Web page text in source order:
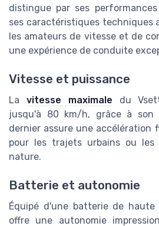
distingue par ses
ses caractéristiques techniques
les amateurs de vitesse et de
une expérience de conduite
Vitesse et puissance
La vitesse maximale du
jusqu'à 80 km/h, grâce à son
dernier assure une accélération
pour les trajets urbains ou les
nature.
Batterie et autonomie
Équipé d'une batterie de
offre une autonomie